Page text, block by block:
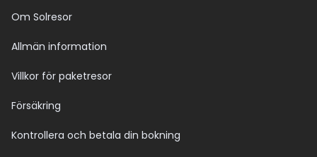
Om Solresor
Allmän information
Villkor för paketresor
Försäkring
Kontrollera och betala din bokning